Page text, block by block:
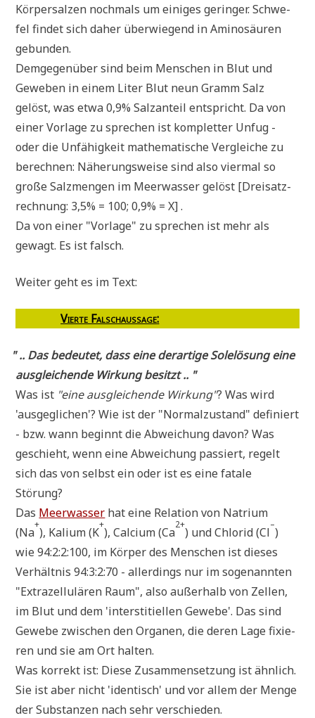
Kör­per­sal­zen noch­mals um eini­ges gerin­ger. Schwe­
fel fin­det sich daher über­wie­gend in Ami­no­säu­ren
gebunden.
Dem­ge­gen­über sind beim Men­schen in Blut und
Gewe­ben in einem Liter Blut neun Gramm Salz
gelöst, was etwa 0,9% Salz­an­teil ent­spricht. Da von
einer Vor­la­ge zu spre­chen ist kom­plet­ter Unfug -
oder die Unfä­hig­keit mathe­ma­ti­sche Ver­glei­che zu
berech­nen: Nähe­rungs­wei­se sind also vier­mal so
gro­ße Salz­men­gen im Meer­was­ser gelöst [Drei­satz­
rech­nung: 3,5% = 100; 0,9% = X] .
Da von einer "Vor­la­ge" zu spre­chen ist mehr als
gewagt. Es ist falsch.
Wei­ter geht es im Text:
Vier­te Falsch­aus­sa­ge:
".. Das bedeu­tet, dass eine der­ar­ti­ge Sole­lö­sung eine
aus­glei­chen­de Wir­kung besitzt .. "
Was ist "eine aus­glei­chen­de Wir­kung"? Was wird
'aus­ge­gli­chen'? Wie ist der "Nor­mal­zu­stand" defi­niert
- bzw. wann beginnt die Abwei­chung davon? Was
geschieht, wenn eine Abwei­chung pas­siert, regelt
sich das von selbst ein oder ist es eine fata­le
Störung?
Das Meer­was­ser hat eine Rela­ti­on von Natri­um
(Na
+
), Kali­um (K
+
), Cal­ci­um (Ca
2+
) und Chlo­rid (Cl
–
)
wie 94:2:2:100, im Kör­per des Men­schen ist die­ses
Ver­hält­nis 94:3:2:70 - aller­dings nur im soge­nann­ten
"Extra­zel­lu­lä­ren Raum", also außer­halb von Zel­len,
im Blut und dem 'intersti­ti­el­len Gewe­be'. Das sind
Gewe­be zwi­schen den Orga­nen, die deren Lage fixie­
ren und sie am Ort halten.
Was kor­rekt ist: Die­se Zusam­men­set­zung ist ähn­lich.
Sie ist aber nicht 'iden­tisch' und vor allem der Men­ge
der Sub­stan­zen nach sehr verschieden.